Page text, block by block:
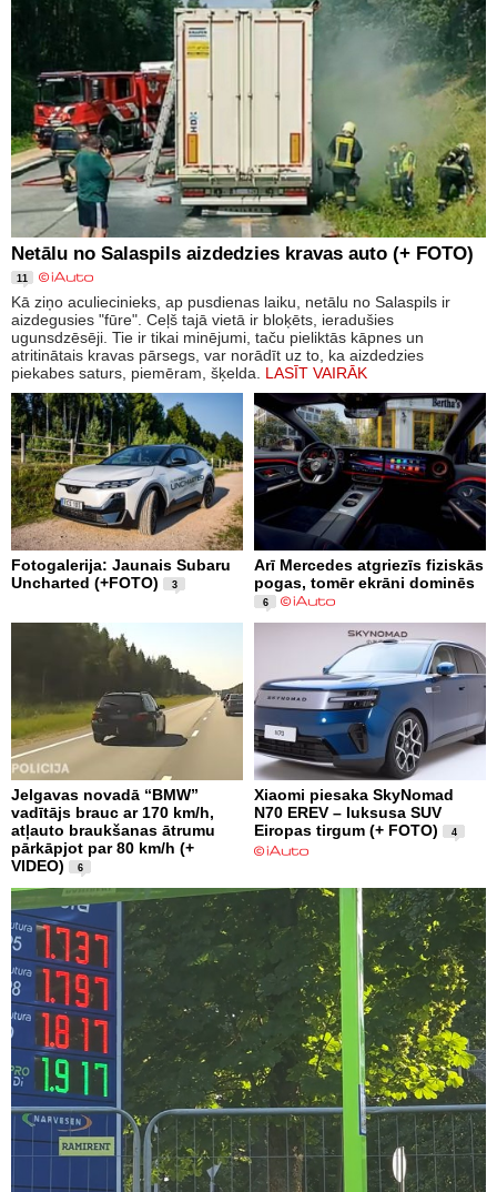
Netālu no Salaspils aizdedzies kravas auto (+ FOTO)
11
Kā ziņo aculiecinieks, ap pusdienas laiku, netālu no Salaspils ir
aizdegusies "fūre". Ceļš tajā vietā ir bloķēts, ieradušies
ugunsdzēsēji. Tie ir tikai minējumi, taču pieliktās kāpnes un
atritinātais kravas pārsegs, var norādīt uz to, ka aizdedzies
piekabes saturs, piemēram, šķelda. LASĪT VAIRĀK
Fotogalerija: Jaunais Subaru
Uncharted (+FOTO)
3
Arī Mercedes atgriezīs fiziskās
pogas, tomēr ekrāni dominēs
6
Jelgavas novadā “BMW”
vadītājs brauc ar 170 km/h,
atļauto braukšanas ātrumu
pārkāpjot par 80 km/h (+
VIDEO)
6
Xiaomi piesaka SkyNomad
N70 EREV – luksusa SUV
Eiropas tirgum (+ FOTO)
4